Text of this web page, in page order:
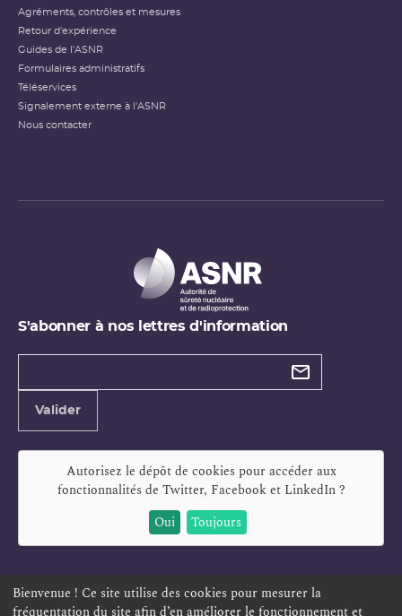
Agréments, contrôles et mesures
Retour d'expérience
Guides de l'ASNR
Formulaires administratifs
Téléservices
Signalement externe à l'ASNR
Nous contacter
S'abonner à nos lettres d'information
Types de
Valider
Autorisez le dépôt de cookies pour accéder aux
fonctionnalités de Twitter, Facebook et LinkedIn?
Oui
Toujours
Bienvenue ! Ce site utilise des cookies pour mesurer la
fréquentation du site afin d’en améliorer le fonctionnement et